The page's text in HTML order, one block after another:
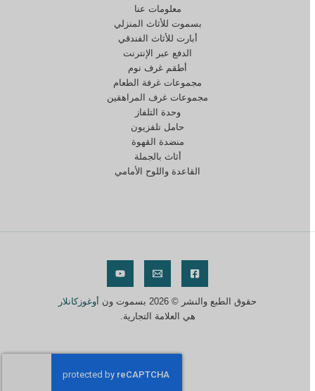
معلومات عنا
بسموت للأثاث المنزلي
أبارت للأثاث الفندقي
الدفع عبر الإنترنت
أطقم غرف نوم
مجموعات غرفة الطعام
مجموعات غرف المراهقين
وحدة التلفاز
حامل تلفزيون
منضدة القهوة
أثاث بالجملة
القاعدة واللوح الأمامي
حقوق الطبع والنشر © 2026 بسموت ون
أوغوزكانلار
هي العلامة التجارية.